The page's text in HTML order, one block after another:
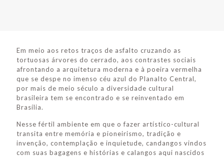
Em meio aos retos traços de asfalto cruzando as
tortuosas árvores do cerrado, aos contrastes sociais
afrontando a arquitetura moderna e à poeira vermelha
que se despe no imenso céu azul do Planalto Central,
por mais de meio século a diversidade cultural
brasileira tem se encontrado e se reinventado em
Brasília.
Nesse fértil ambiente em que o fazer artístico-cultural
transita entre memória e pioneirismo, tradição e
invenção, contemplação e inquietude, candangos vindos
com suas bagagens e histórias e calangos aqui nascidos